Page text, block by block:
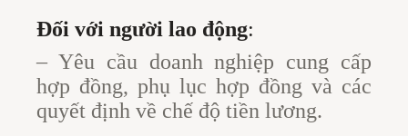
Đối với người lao động:
– Yêu cầu doanh nghiệp cung cấp
hợp đồng, phụ lục hợp đồng và các
quyết định về chế độ tiền lương.